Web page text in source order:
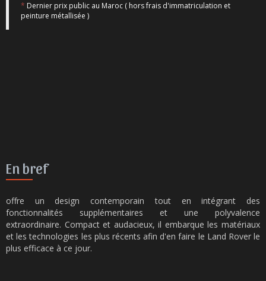
* Dernier prix public au Maroc ( hors frais d'immatriculation et
peinture métallisée )
En bref
offre un design contemporain tout en intégrant des
fonctionnalités supplémentaires et une polyvalence
extraordinaire. Compact et audacieux, il embarque les matériaux
et les technologies les plus récents afin d'en faire le Land Rover le
plus efficace à ce jour.